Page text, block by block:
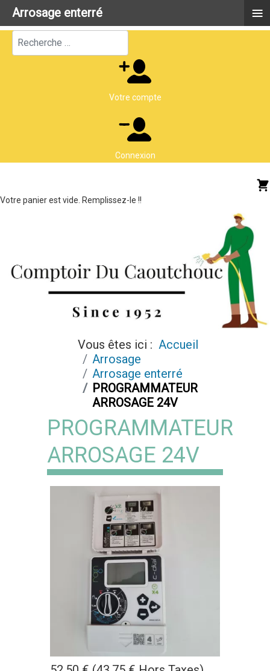
Rechercher
Votre compte
Connexion
Votre panier est vide. Remplissez-le !!
Vous êtes ici : Accueil
Arrosage
Arrosage enterré
PROGRAMMATEUR
ARROSAGE 24V
PROGRAMMATEUR
ARROSAGE 24V
Arrosage enterré ≡